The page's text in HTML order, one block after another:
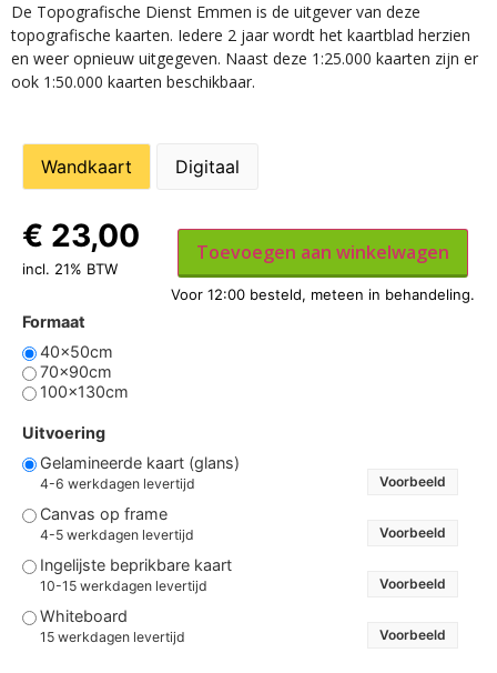
De Topografische Dienst Emmen is de uitgever van deze
topografische kaarten. Iedere 2 jaar wordt het kaartblad herzien
en weer opnieuw uitgegeven. Naast deze 1:25.000 kaarten zijn er
ook 1:50.000 kaarten beschikbaar.
Wandkaart Digitaal
Formaat
40x50cm
70x90cm
100x130cm
Uitvoering
Gelamineerde kaart (glans)
4-6 werkdagen levertijd Voorbeeld
Canvas op frame
4-5 werkdagen levertijd Voorbeeld
Ingelijste beprikbare kaart
10-15 werkdagen levertijd Voorbeeld
Whiteboard
15 werkdagen levertijd Voorbeeld
€ 23,00
incl. 21% BTW
Toevoegen aan winkelwagen